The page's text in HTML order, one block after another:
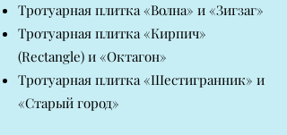
Тротуарная плитка «Волна» и «Зигзаг»
Тротуарная плитка «Кирпич»
(Rectangle) и «Октагон»
Тротуарная плитка «Шестигранник» и
«Старый город»